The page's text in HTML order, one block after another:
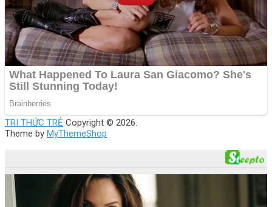
TRI THỨC TRẺ Copyright © 2026.
Theme by MyThemeShop